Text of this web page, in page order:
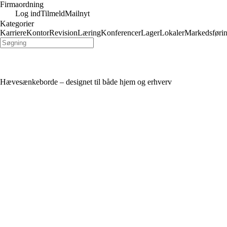
Firmaordning
Log indTilmeldMailnyt
Kategorier
KarriereKontorRevisionLæringKonferencerLagerLokaler
Hævesænkeborde – designet til både hjem og erhverv